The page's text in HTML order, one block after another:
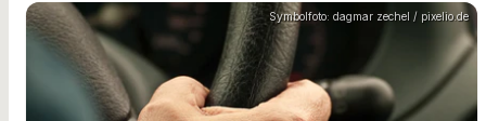
Symbolfoto: dagmar zechel / pixelio.de